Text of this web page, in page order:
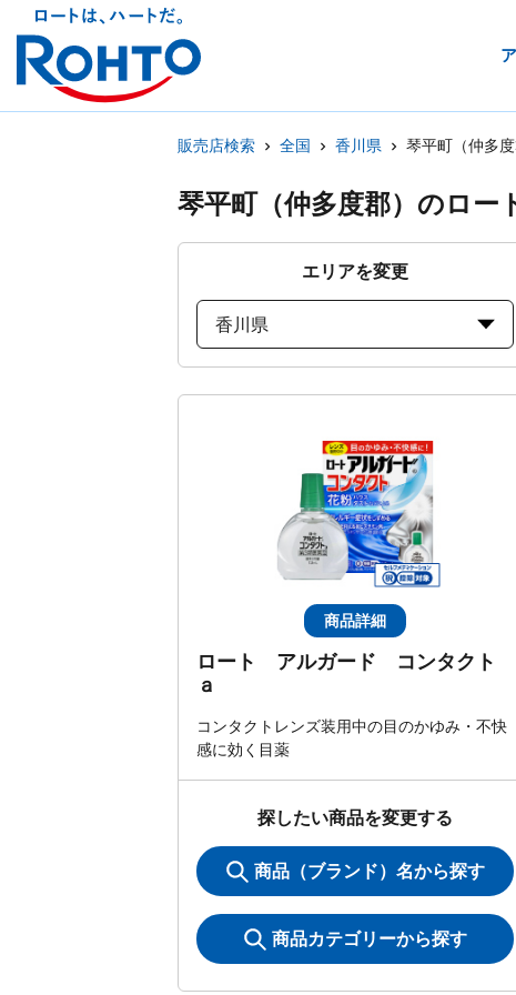
販売店検索 全国 香川県 琴平町（仲多
琴平町（仲多度郡）のロ
エリアを変更
香川県
商品詳細
ロート アルガード コンタクト
ａ
コンタクトレンズ装用中の目のかゆみ・不快
感に効く目薬
探したい商品を変更する
商品（ブランド）名から探す
商品カテゴリーから探す